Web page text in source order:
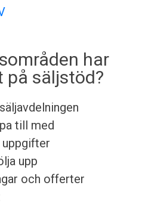
har
på säljstöd?
till med
upp
och offerter